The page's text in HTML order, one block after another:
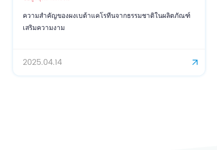
ความสำคัญของผงเบต้าแคโรทีนจากธรรมชาติในผลิตภัณฑ์
เสริมความงาม
2025.04.14